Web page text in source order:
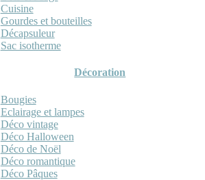
Cuisine
Gourdes et bouteilles
Décapsuleur
Sac isotherme
Décoration
Bougies
Eclairage et lampes
Déco vintage
Déco Halloween
Déco de Noël
Déco romantique
Déco Pâques